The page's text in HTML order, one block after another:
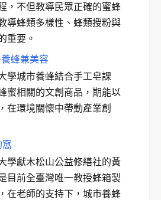
，不但教導民眾正確的蜜蜂
導蜂類多樣性、蜂類授粉與
重要。
蜂兼美容
學城市養蜂結合手工皂課
蜜相關的文創商品，期能以
在環境關懷中帶動產業創
學獻木松山公益修繕社的黃
目前全臺灣唯一教授蜂箱製
在老師的支持下，城市養蜂